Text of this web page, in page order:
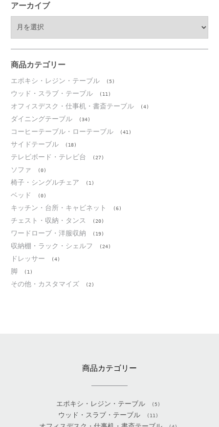
アーカイブ
ブ
商品カテゴリー
エポキシ・レジン・テーブル (5)
ウッド・スラブ・テーブル (11)
オフィスデスク・仕事机・書斎テーブル (4)
ダイニングテーブル (34)
コーヒーテーブル・ローテーブル (41)
サイドテーブル (18)
テレビボード・テレビ台 (27)
ソファ (0)
椅子・シングルチェア (1)
ベッド (0)
キッチン・台所・キャビネット (6)
チェスト・収納・タンス (20)
ワードローブ・洋服収納 (19)
収納棚・ラック・シェルフ (24)
ドレッサー (4)
脚 (1)
その他・カスタマイズ (2)
商品カテゴリー
エポキシ・レジン・テーブル (5)
ウッド・スラブ・テーブル (11)